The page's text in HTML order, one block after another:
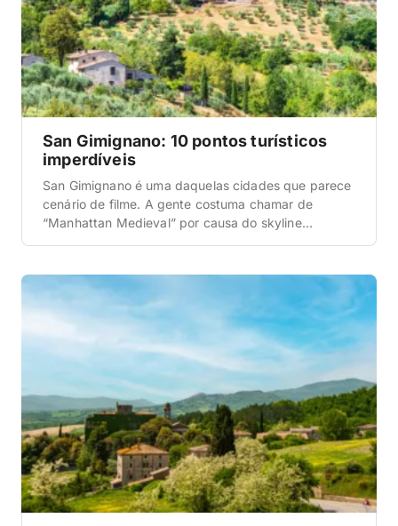
San Gimignano: 10 pontos turísticos
imperdíveis
San Gimignano é uma daquelas cidades que parece
cenário de filme. A gente costuma chamar de
“Manhattan Medieval” por causa do skyline
pela Unesco. Fica no coração da Toscana, entre
Florença e Siena, e vira o bate-volta favorito […]